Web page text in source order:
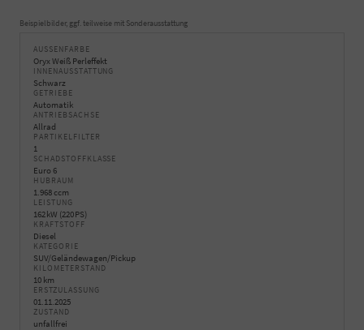
Beispielbilder, ggf. teilweise mit Sonderausstattung
AUSSENFARBE
Oryx Weiß Perleffekt
INNENAUSSTATTUNG
Schwarz
GETRIEBE
Automatik
ANTRIEBSACHSE
Allrad
PARTIKELFILTER
1
SCHADSTOFFKLASSE
Euro 6
HUBRAUM
1.968 ccm
LEISTUNG
162 kW (220 PS)
KRAFTSTOFF
Diesel
KATEGORIE
SUV/Geländewagen/Pickup
KILOMETERSTAND
10 km
ERSTZULASSUNG
01.11.2025
ZUSTAND
unfallfrei